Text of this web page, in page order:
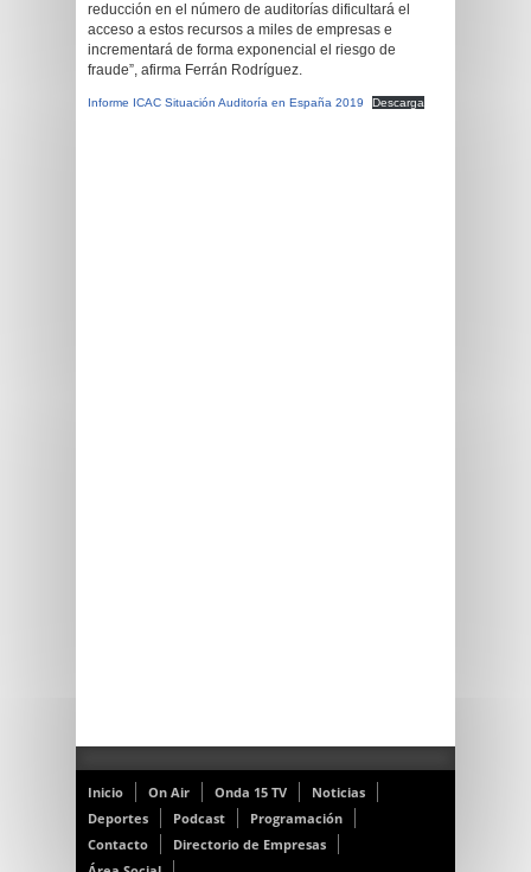
reducción en el número de auditorías dificultará el
acceso a estos recursos a miles de empresas e
incrementará de forma exponencial el riesgo de
fraude”, afirma Ferrán Rodríguez.
Informe ICAC Situación Auditoría en España 2019 Descarga
Inicio On Air Onda 15 TV
Noticias
Deportes
Podcast
Programación
Contacto
Directorio de Empresas